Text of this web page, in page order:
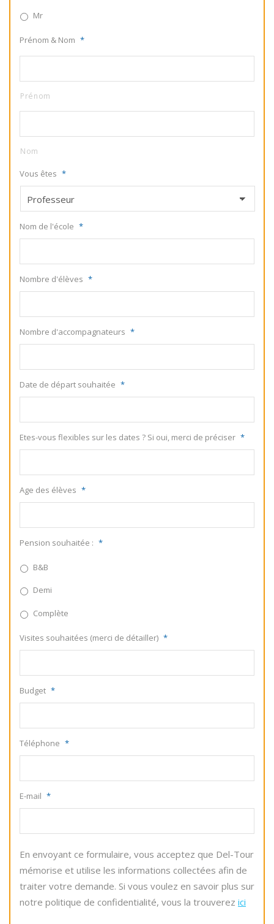
Mr
Prénom & Nom *
Prénom
Nom
Vous êtes *
Nom de l'école *
Nombre d'élèves *
Nombre d'accompagnateurs *
Date de départ souhaitée *
Etes-vous flexibles sur les dates ? Si oui, merci de préciser *
Age des élèves *
Pension souhaitée : *
B&B
Demi
Complète
Visites souhaitées (merci de détailler) *
Budget *
Téléphone *
E-mail *
En envoyant ce formulaire, vous acceptez que Del-Tour
mémorise et utilise les informations collectées afin de
traiter votre demande. Si vous voulez en savoir plus sur
notre politique de confidentialité, vous la trouverez ici